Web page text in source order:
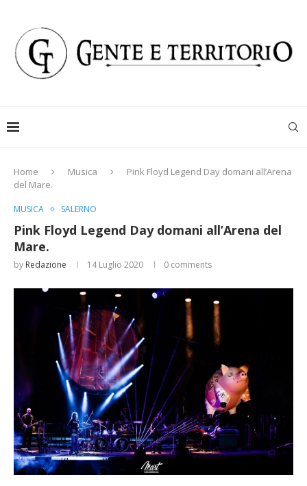
Home Musica
Pink Floyd Legend Day domani all’Arena
del Mare.
MUSICA SALERNO
Pink Floyd Legend Day domani all’Arena del
Mare.
by Redazione 14 Luglio 2020 0 comments